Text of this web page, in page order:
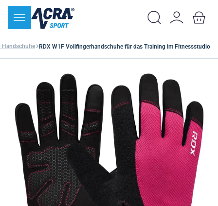
Handschuhe RDX W1F Vollfingerhandschuhe für das Training im Fitnessstudio